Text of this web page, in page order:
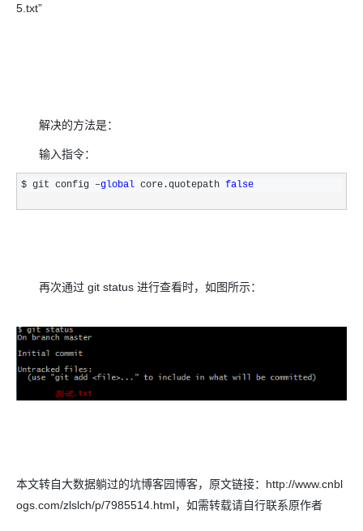
5.txt”
解决的方法是：
输入指令：
$ git config –global core.quotepath false
再次通过 git status 进行查看时，如图所示：
本文转自大数据躺过的坑博客园博客，原文链接：http://www.cnbl
ogs.com/zlslch/p/7985514.html，如需转载请自行联系原作者